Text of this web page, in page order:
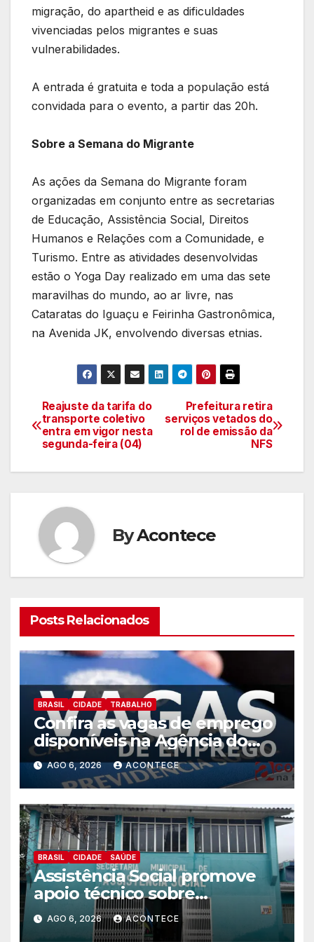
migração, do apartheid e as dificuldades
vivenciadas pelos migrantes e suas
vulnerabilidades.
A entrada é gratuita e toda a população está
convidada para o evento, a partir das 20h.
Sobre a Semana do Migrante
As ações da Semana do Migrante foram
organizadas em conjunto entre as secretarias
de Educação, Assistência Social, Direitos
Humanos e Relações com a Comunidade, e
Turismo. Entre as atividades desenvolvidas
estão o Yoga Day realizado em uma das sete
maravilhas do mundo, ao ar livre, nas
Cataratas do Iguaçu e Feirinha Gastronômica,
na Avenida JK, envolvendo diversas etnias.
Navegação
de
artigos
Prefeitura retira
serviços vetados do
rol de emissão da
NFS
Reajuste da tarifa do
transporte coletivo
entra em vigor nesta
segunda-feira (04)
ByAcontece
Posts Relacionados
BRASIL CIDADE TRABALHO
Confira as vagas de emprego
disponíveis na Agência do
Trabalhador
AGO 6, 2026 ACONTECE
BRASIL CIDADE SAÚDE
Assistência Social promove
apoio técnico sobre
preparação e resposta a
situações de emergência e
AGO 6, 2026 ACONTECE